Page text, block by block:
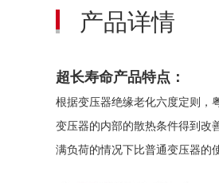
产品详情
超长寿命产品特点：
根据变压器绝缘老化六度定则，
变压器的内部的散热条件得到改
满负荷的情况下比普通变压器的